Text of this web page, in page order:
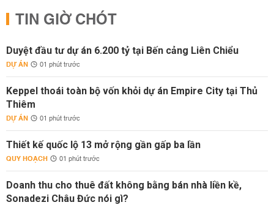
TIN GIỜ CHÓT
Duyệt đầu tư dự án 6.200 tỷ tại Bến cảng Liên Chiểu
DỰ ÁN 01 phút trước
Keppel thoái toàn bộ vốn khỏi dự án Empire City tại Thủ
Thiêm
DỰ ÁN 01 phút trước
Thiết kế quốc lộ 13 mở rộng gần gấp ba lần
QUY HOẠCH 01 phút trước
Doanh thu cho thuê đất không bằng bán nhà liền kề,
Sonadezi Châu Đức nói gì?